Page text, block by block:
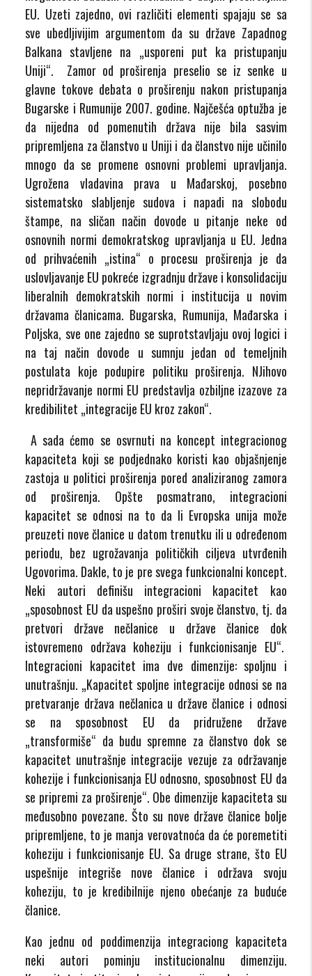
EU. Uzeti zajedno, ovi različiti elementi spajaju se sa
sve ubedljivijim argumentom da su države Zapadnog
Balkana stavljene na „usporeni put ka pristupanju
Uniji“. Zamor od proširenja preselio se iz senke u
glavne tokove debata o proširenju nakon pristupanja
Bugarske i Rumunije 2007. godine. Najčešća optužba je
da nijedna od pomenutih država nije bila sasvim
pripremljena za članstvo u Uniji i da članstvo nije učinilo
mnogo da se promene osnovni problemi upravljanja.
Ugrožena vladavina prava u Mađarskoj, posebno
sistematsko slabljenje sudova i napadi na slobodu
štampe, na sličan način dovode u pitanje neke od
osnovnih normi demokratskog upravljanja u EU. Jedna
od prihvaćenih „istina“ o procesu proširenja je da
uslovljavanje EU pokreće izgradnju države i konsolidaciju
liberalnih demokratskih normi i institucija u novim
državama članicama. Bugarska, Rumunija, Mađarska i
Poljska, sve one zajedno se suprotstavljaju ovoj logici i
na taj način dovode u sumnju jedan od temeljnih
postulata koje podupire politiku proširenja. NJihovo
nepridržavanje normi EU predstavlja ozbiljne izazove za
kredibilitet „integracije EU kroz zakon“.
A sada ćemo se osvrnuti na koncept integracionog
kapaciteta koji se podjednako koristi kao objašnjenje
zastoja u politici proširenja pored analiziranog zamora
od proširenja. Opšte posmatrano, integracioni
kapacitet se odnosi na to da li Evropska unija može
preuzeti nove članice u datom trenutku ili u određenom
periodu, bez ugrožavanja političkih ciljeva utvrđenih
Ugovorima. Dakle, to je pre svega funkcionalni koncept.
Neki autori definišu integracioni kapacitet kao
„sposobnost EU da uspešno proširi svoje članstvo, tj. da
pretvori države nečlanice u države članice dok
istovremeno održava koheziju i funkcionisanje EU“.
Integracioni kapacitet ima dve dimenzije: spoljnu i
unutrašnju. „Kapacitet spoljne integracije odnosi se na
pretvaranje država nečlanica u države članice i odnosi
se na sposobnost EU da pridružene države
„transformiše“ da budu spremne za članstvo dok se
kapacitet unutrašnje integracije vezuje za održavanje
kohezije i funkcionisanja EU odnosno, sposobnost EU da
se pripremi za proširenje“. Obe dimenzije kapaciteta su
međusobno povezane. Što su nove države članice bolje
pripremljene, to je manja verovatnoća da će poremetiti
koheziju i funkcionisanje EU. Sa druge strane, što EU
uspešnije integriše nove članice i održava svoju
koheziju, to je kredibilnije njeno obećanje za buduće
članice.
Kao jednu od poddimenzija integraciong kapaciteta
neki autori pominju institucionalnu dimenziju.